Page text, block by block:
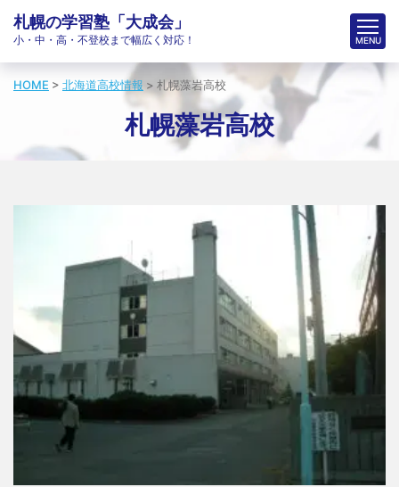
札幌の学習塾「大成会」
小・中・高・不登校まで幅広く対応！
チームでの個別指導塾「大成会」
HOME > 北海道高校情報 > 札幌藻岩高校
札幌藻岩高校